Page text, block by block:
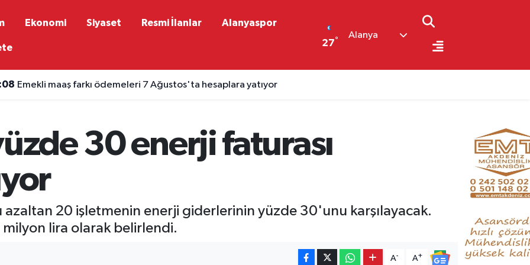
Ekonomi Siyaset Resmi İlanlar Alanyaspor
27°
Alanya
Gökbel Futbol Turnuvası'nın şampiyonu Alanya Fenerbahçeliler Derneği
30 enerji faturası
azaltan 20 işletmenin enerji giderlerinin yüzde 30'unu karşılayacak.
milyon lira olarak belirlendi.
A- A+